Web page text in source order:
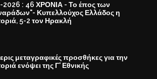
2026 : 46 ΧΡΟΝΙΑ - Το έπος των
Κυπελλούχος Ελλάδος η
5-2 τον Ηρακλή
μεταγραφικές προσθήκες για την
ενόψει της Γ' Εθνικής